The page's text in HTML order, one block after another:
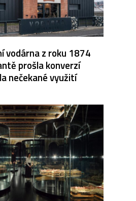
vodárna z roku 1874
prošla konverzí
nečekané využití